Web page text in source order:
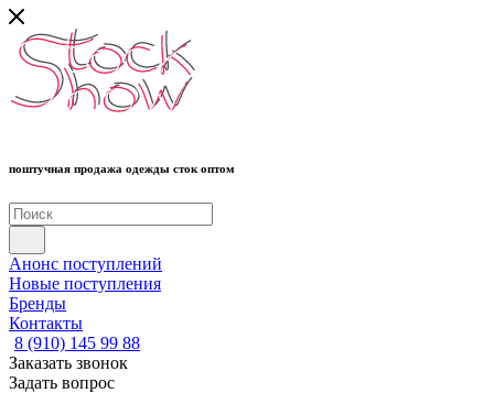
поштучная продажа одежды сток оптом
Анонс поступлений
Новые поступления
Бренды
Контакты
8 (910) 145 99 88
Заказать звонок
Задать вопрос